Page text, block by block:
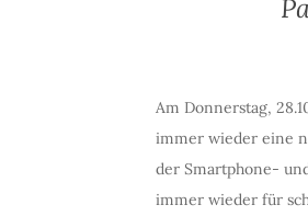
Am Donnerstag,
immer wieder eine
der Smartphone-
immer wieder für